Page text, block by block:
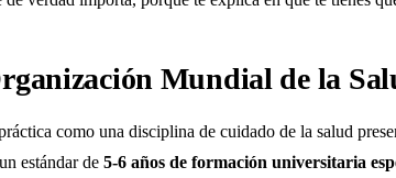
Mundial de la
como una disciplina de cuidado de la salud
estándar de 5-6 años de formación universitaria